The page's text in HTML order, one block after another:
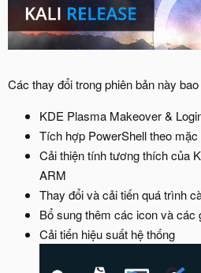
Các thay đổi trong phiên bản này
KDE Plasma Makeover &
Tích hợp PowerShell theo mặc
Cải thiện tính tương thích của
ARM
Thay đổi và cải tiến quá trình
Bổ sung thêm các icon và các
Cải tiến hiệu suất hệ thống